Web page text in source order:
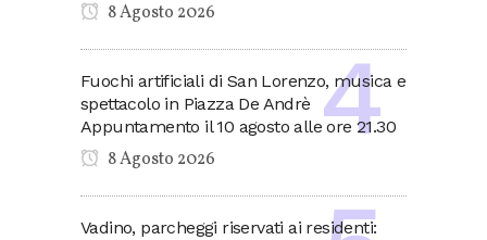
8 Agosto 2026
Fuochi artificiali di San Lorenzo, musica e
spettacolo in Piazza De Andrè
Appuntamento il 10 agosto alle ore 21.30
8 Agosto 2026
Vadino, parcheggi riservati ai residenti: